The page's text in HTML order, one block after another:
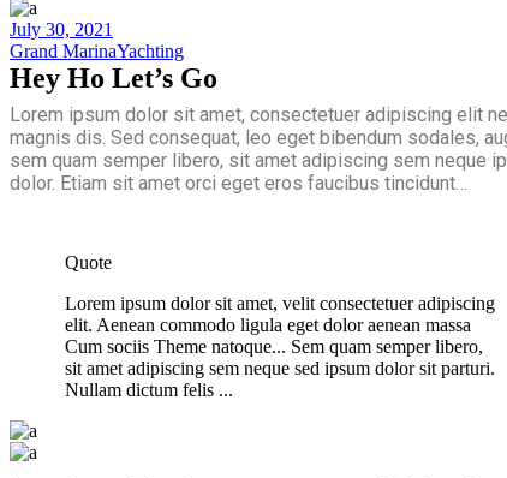
July 30, 2021
Grand MarinaYachting
Hey Ho Let’s Go
Lorem ipsum dolor sit amet, consectetuer adipiscing elit
magnis dis. Sed consequat, leo eget bibendum sodales,
sem quam semper libero, sit amet adipiscing sem neque
dolor. Etiam sit amet orci eget eros faucibus tincidunt…
Quote
Lorem ipsum dolor sit amet, velit consectetuer adipiscing
elit. Aenean commodo ligula eget dolor aenean massa
Cum sociis Theme natoque... Sem quam semper libero,
sit amet adipiscing sem neque sed ipsum dolor sit parturi.
Nullam dictum felis ...